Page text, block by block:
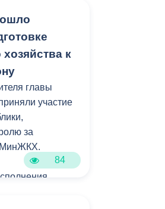
еще одним к
главы
участие
за
МинЖКХ.
84